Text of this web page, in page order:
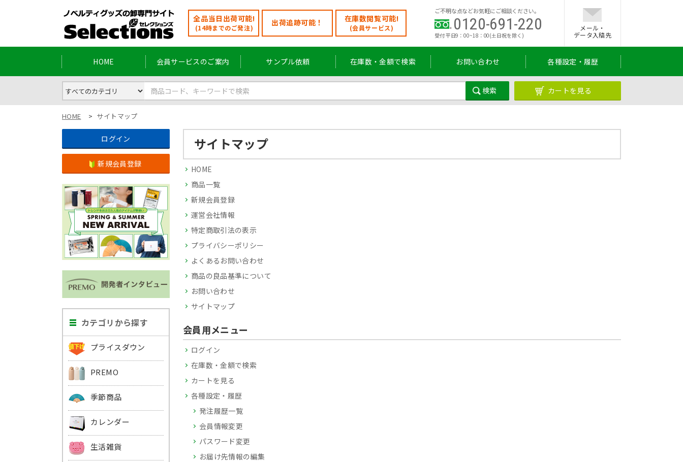
全品当日出荷可能!
(14時までのご発注)
出荷追跡可能！ 在庫数閲覧可能!
(会員サービス)
ご不明な点などお気軽にご相談ください。
0120-691-220
受付 平日9：00~18：00(土日祝を除く)
メール・
データ入稿先
HOME 会員サービスのご案内 サンプル依頼 在庫数・金額で検索 お問い合わせ 各種設定・履歴
カートを見る
HOME サイトマップ
サイトマップ
HOME
商品一覧
新規会員登録
運営会社情報
特定商取引法の表示
プライバシーポリシー
よくあるお問い合わせ
商品の良品基準について
お問い合わせ
サイトマップ
会員用メニュー
ログイン
在庫数・金額で検索
カートを見る
各種設定・履歴
発注履歴一覧
会員情報変更
パスワード変更
お届け先情報の編集
ログイン
新規会員登録
カテゴリから探す
プライスダウン
PREMO
季節商品
カレンダー
生活雑貨